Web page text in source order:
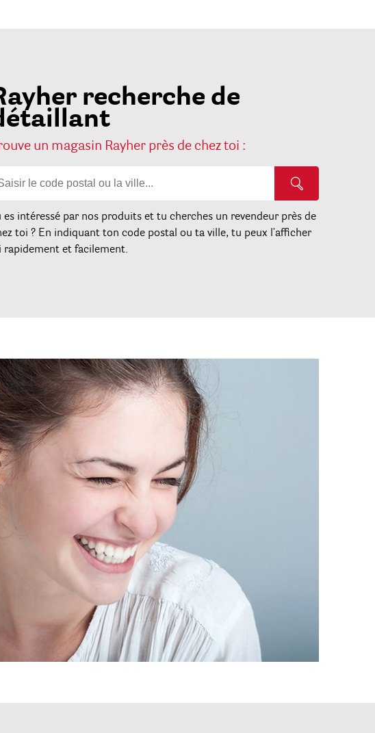
recherche de
un magasin Rayher près de chez toi :
es intéressé par nos produits et tu cherches un revendeur près de
toi ? En indiquant ton code postal ou ta ville, tu peux l'afficher
rapidement et facilement.